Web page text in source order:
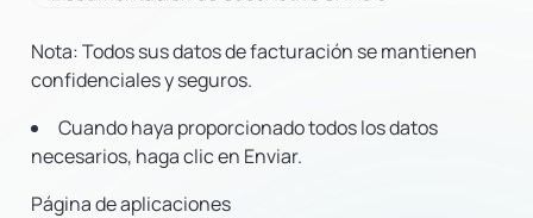
Nota: Todos sus datos de facturación se mantienen
confidenciales y seguros.
Cuando haya proporcionado todos los datos
necesarios, haga clic en Enviar.
Página de aplicaciones